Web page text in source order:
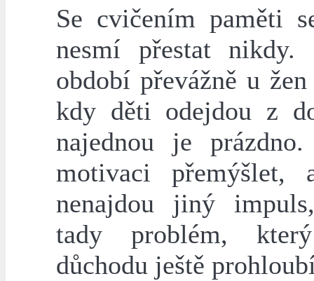
Se cvičením paměti
nesmí přestat nikdy.
období převážně u
kdy děti odejdou z
najednou je
motivaci přemýšlet,
nenajdou jiný
tady problém,
důchodu ještě